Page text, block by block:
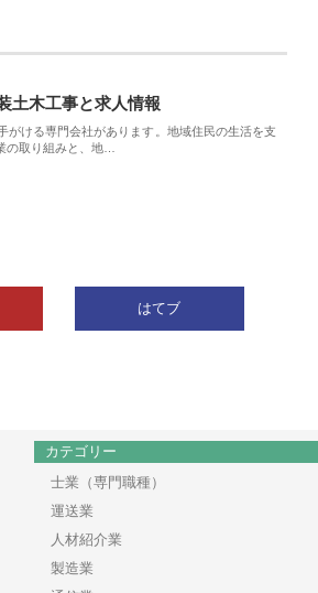
土木工事と求人情報
がける専門会社があります。地域住民の生活を支
の取り組みと、地…
はてブ
カテゴリー
士業（専門職種）
運送業
人材紹介業
製造業